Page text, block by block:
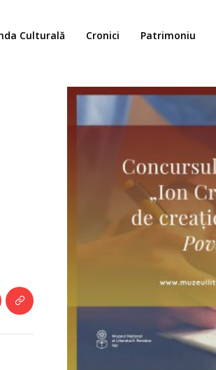
Culturală Cronici Patrimoniu